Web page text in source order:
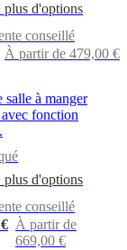
plus d'options
conseillé
À partir de 479,00 €
salle à manger
fonction
plus d'options
conseillé
À partir de
669,00 €